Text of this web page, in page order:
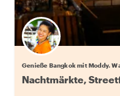
Genieße Bangkok mit Moddy.
Nachtmärkte,